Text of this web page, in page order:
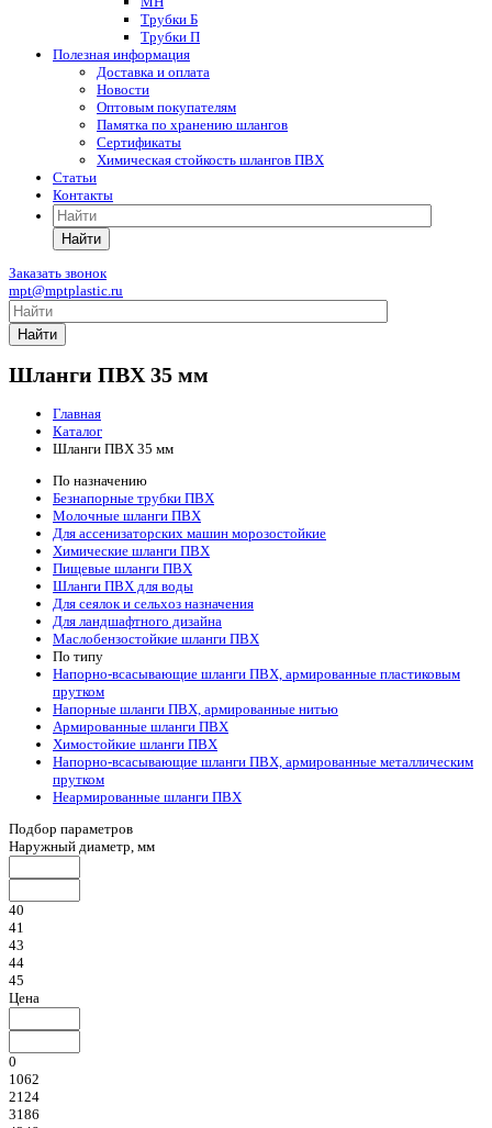
Трубки Б
Трубки П
Полезная информация
Доставка и оплата
Новости
Оптовым покупателям
Памятка по хранению шлангов
Сертификаты
Химическая стойкость шлангов ПВХ
Статьи
Контакты
Найти
Заказать звонок
mpt@mptplastic.ru
Найти
Шланги ПВХ 35 мм
Главная
Каталог
Шланги ПВХ 35 мм
По назначению
Безнапорные трубки ПВХ
Молочные шланги ПВХ
Для ассенизаторских машин морозостойкие
Химические шланги ПВХ
Пищевые шланги ПВХ
Шланги ПВХ для воды
Для сеялок и сельхоз назначения
Для ландшафтного дизайна
Маслобензостойкие шланги ПВХ
По типу
Напорно-всасывающие шланги ПВХ, армированные пластиковым
прутком
Напорные шланги ПВХ, армированные нитью
Армированные шланги ПВХ
Химостойкие шланги ПВХ
Напорно-всасывающие шланги ПВХ, армированные металлическим
прутком
Неармированные шланги ПВХ
Подбор параметров
Наружный диаметр, мм
40
41
43
44
45
Цена
0
1062
2124
3186